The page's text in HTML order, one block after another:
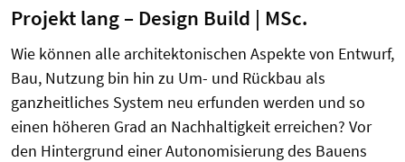
Projekt lang – Design Build | MSc.
Wie können alle architektonischen Aspekte von Entwurf,
Bau, Nutzung bin hin zu Um- und Rückbau als
ganzheitliches System neu erfunden werden und so
einen höheren Grad an Nachhaltigkeit erreichen? Vor
den Hintergrund einer Autonomisierung des Bauens